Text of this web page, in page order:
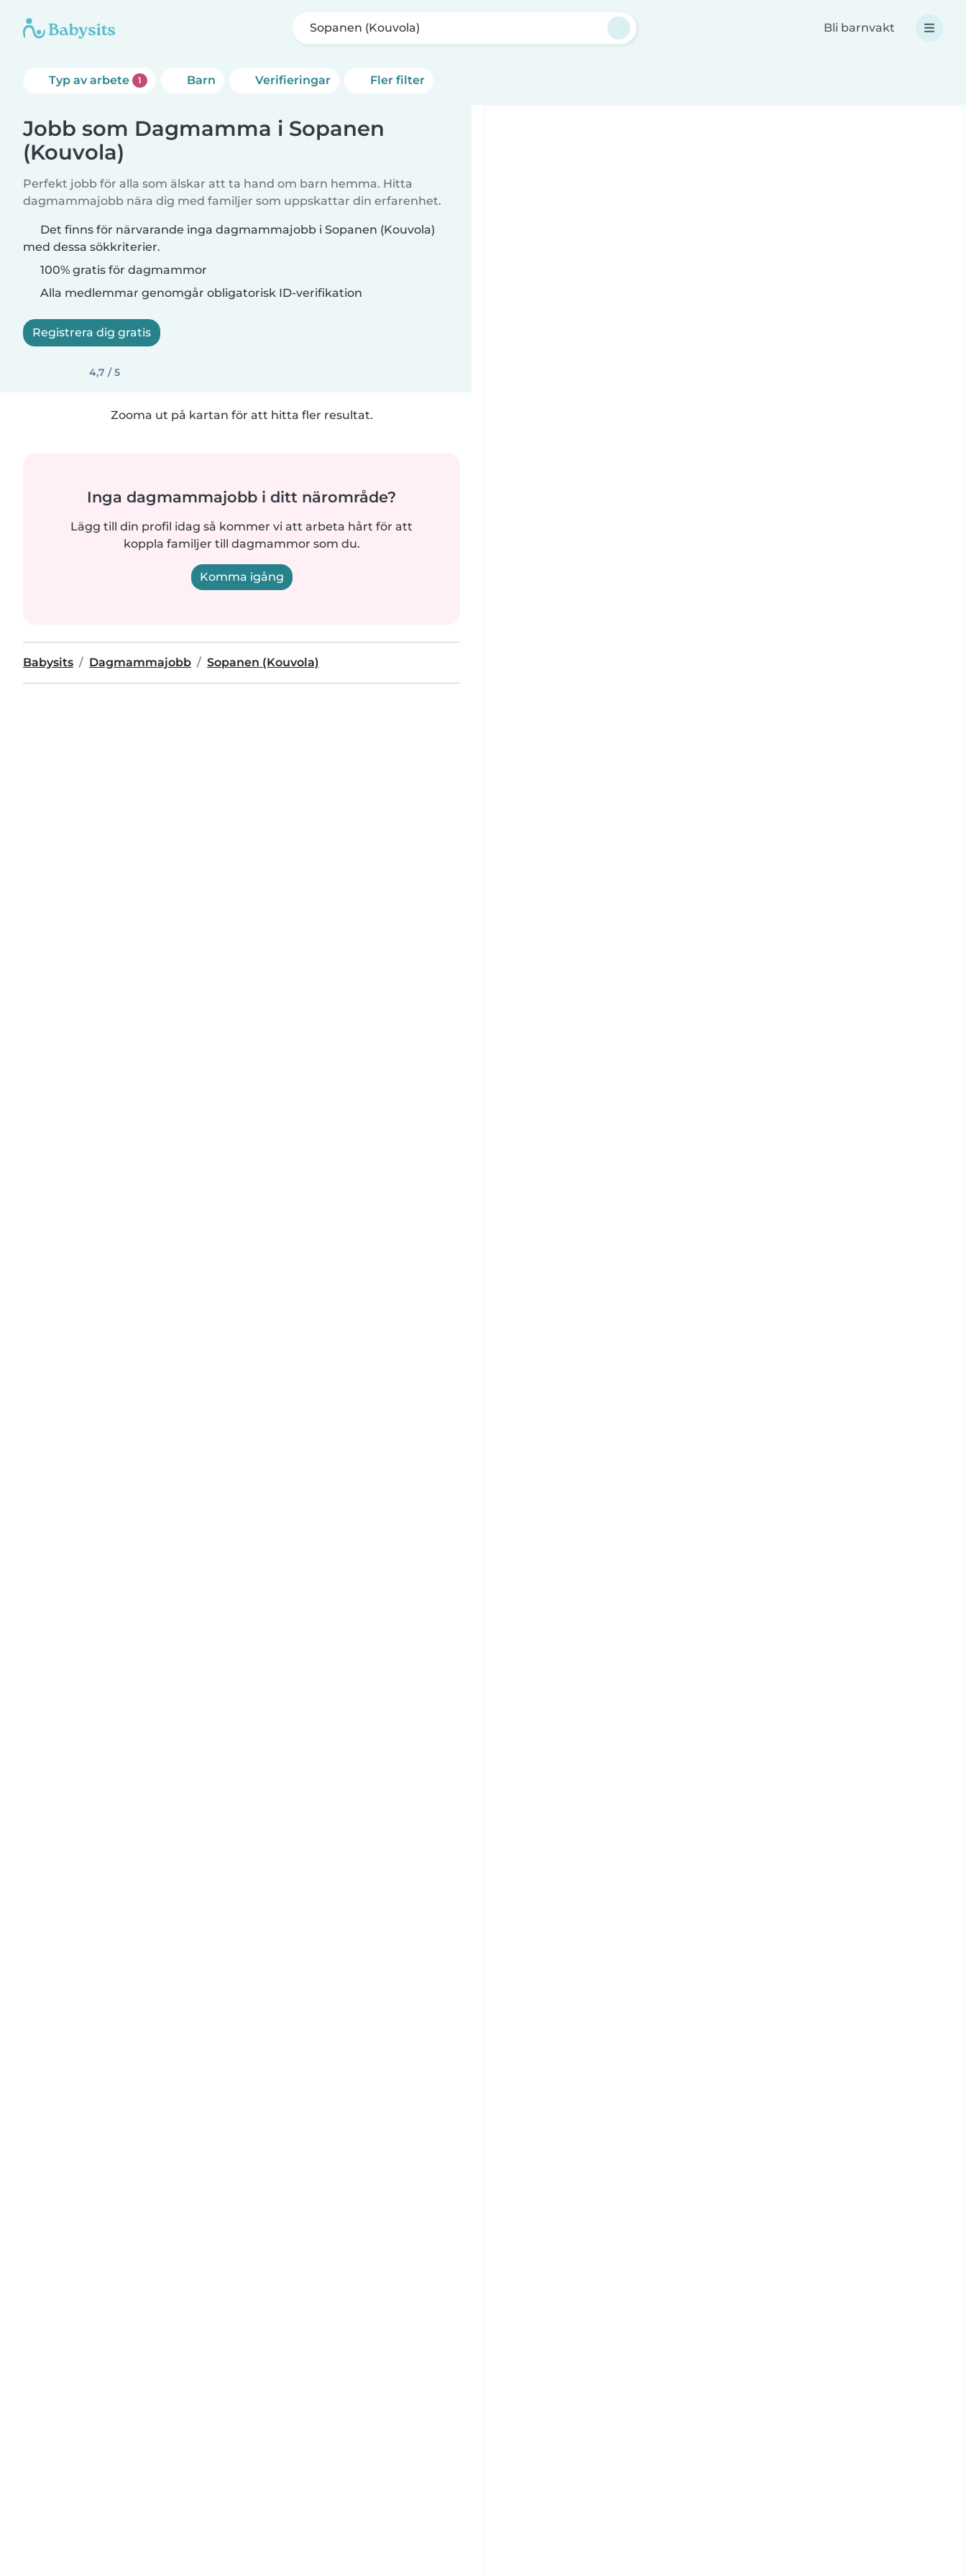
Sopanen (Kouvola) Bli barnvakt
Typ av arbete 1 Barn Verifieringar Fler filter
Jobb som Dagmamma i Sopanen
(Kouvola)
Perfekt jobb för alla som älskar att ta hand om barn hemma. Hitta
dagmammajobb nära dig med familjer som uppskattar din erfarenhet.
Det finns för närvarande inga dagmammajobb i Sopanen (Kouvola)
med dessa sökkriterier.
100% gratis för dagmammor
Alla medlemmar genomgår obligatorisk ID-verifikation
Registrera dig gratis
4,7 / 5
Zooma ut på kartan för att hitta fler resultat.
Inga dagmammajobb i ditt närområde?
Lägg till din profil idag så kommer vi att arbeta hårt för att
koppla familjer till dagmammor som du.
Komma igång
Babysits Dagmammajobb Sopanen (Kouvola)